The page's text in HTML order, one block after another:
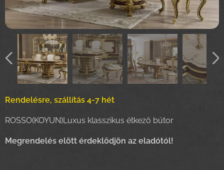
Rendelésre, szállítás 4-7 hét
ROSSO(KOYUN)Luxus klasszikus étkező bútor
Megrendelés elött érdeklődjön az eladótól!